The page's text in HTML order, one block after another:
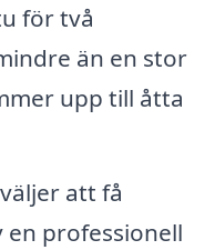
för två
än en stor
upp till åtta
att få
professionell